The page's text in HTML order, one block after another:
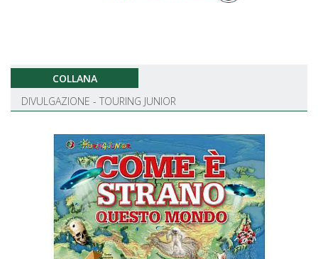
COLLANA
DIVULGAZIONE - TOURING JUNIOR